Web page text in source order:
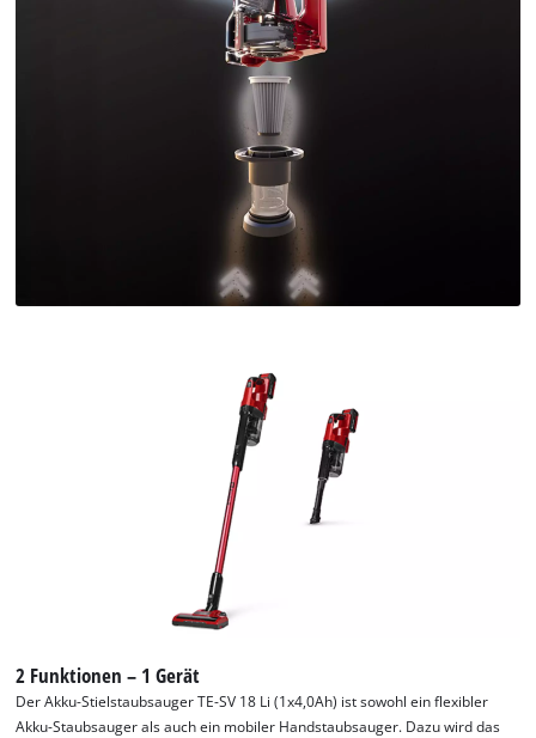
Wir benötigen deine Zustimmung, um
Google Maps laden zu können!
This content is not permitted to load due
to trackers that are not disclosed to the
visitor. The website owner needs to setup
the site with their CMP to add this content
to the list of technologies used.
Powered by
2 Funktionen – 1 Gerät
Der Akku-Stielstaubsauger TE-SV 18 Li (1x4,0Ah) ist sowohl ein flexibler
Akku-Staubsauger als auch ein mobiler Handstaubsauger. Dazu wird das